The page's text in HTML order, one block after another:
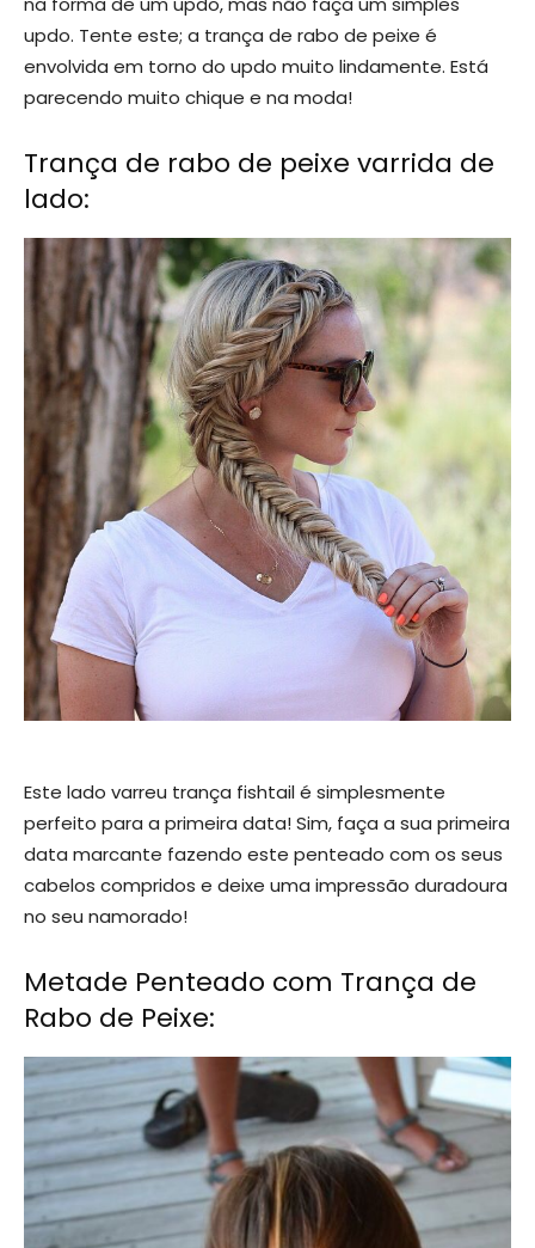
updo. Tente este; a trança de rabo de peixe é
envolvida em torno do updo muito lindamente. Está
parecendo muito chique e na moda!
Trança de rabo de peixe varrida de
lado:
Este lado varreu trança fishtail é simplesmente
perfeito para a primeira data! Sim, faça a sua primeira
data marcante fazendo este penteado com os seus
cabelos compridos e deixe uma impressão duradoura
no seu namorado!
Metade Penteado com Trança de
Rabo de Peixe: